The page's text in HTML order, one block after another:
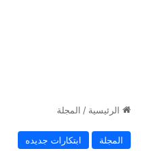
الرئيسية / المجلة
المجلة ابتكارات جديده